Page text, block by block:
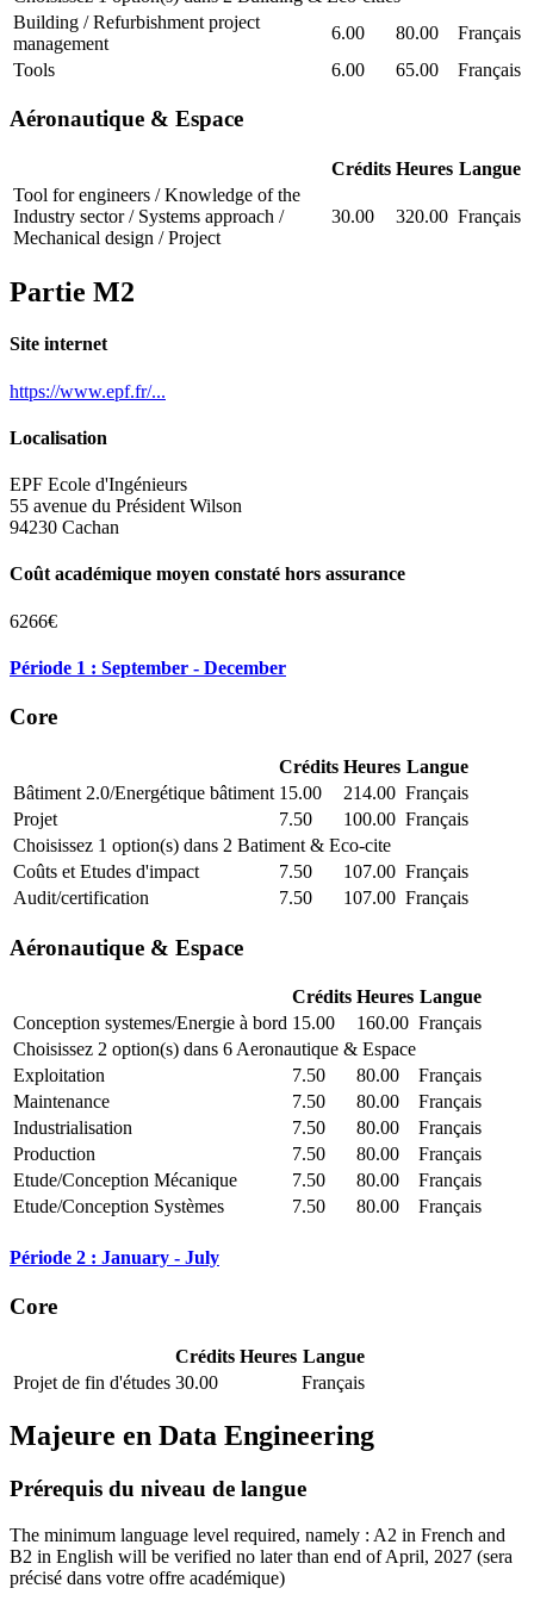
Building / Refurbishment project
management
6.00 80.00
Français
Tools
6.00 65.00 Français
Aéronautique & Espace
Crédits Heures Langue
Tool for engineers / Knowledge of the
Industry sector / Systems approach /
Mechanical design / Project
30.00 320.00 Français
Partie M2
Site internet
https://www.epf.fr/...
Localisation
EPF Ecole d'Ingénieurs
55 avenue du Président Wilson
94230 Cachan
Coût académique moyen constaté hors assurance
6266€
Période 1 : September - December
Core
Crédits Heures Langue
Bâtiment 2.0/Energétique bâtiment 15.00 214.00 Français
Projet
7.50 100.00 Français
Choisissez 1 option(s) dans 2 Batiment & Eco-cite
Coûts et Etudes d'impact
7.50 107.00 Français
Audit/certification
7.50 107.00 Français
Aéronautique & Espace
Crédits Heures Langue
Conception systemes/Energie à bord 15.00 160.00 Français
Choisissez 2 option(s) dans 6 Aeronautique & Espace
Exploitation
7.50 80.00
Français
Maintenance
7.50 80.00
Français
Industrialisation
7.50 80.00
Français
Production
7.50 80.00
Français
Etude/Conception Mécanique
7.50 80.00
Français
Etude/Conception Systèmes
7.50 80.00 Français
Période 2 : January - July
Core
Crédits Heures Langue
Projet de fin d'études 30.00 Français
Majeure en Data Engineering
Prérequis du niveau de langue
The minimum language level required, namely : A2 in French and
B2 in English will be verified no later than end of April, 2027 (sera
précisé dans votre offre académique)